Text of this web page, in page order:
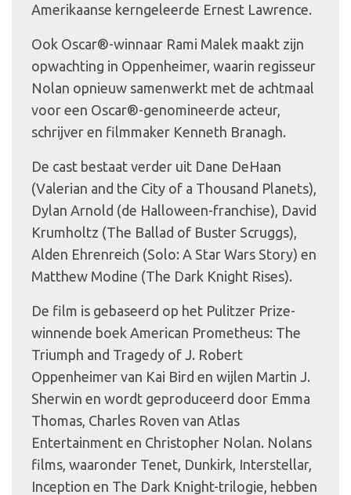
Amerikaanse kerngeleerde Ernest Lawrence.
Ook Oscar®-winnaar Rami Malek maakt zijn
opwachting in Oppenheimer, waarin regisseur
Nolan opnieuw samenwerkt met de achtmaal
voor een Oscar®-genomineerde acteur,
schrijver en filmmaker Kenneth Branagh.
De cast bestaat verder uit Dane DeHaan
(Valerian and the City of a Thousand Planets),
Dylan Arnold (de Halloween-franchise), David
Krumholtz (The Ballad of Buster Scruggs),
Alden Ehrenreich (Solo: A Star Wars Story) en
Matthew Modine (The Dark Knight Rises).
De film is gebaseerd op het Pulitzer Prize-
winnende boek American Prometheus: The
Triumph and Tragedy of J. Robert
Oppenheimer van Kai Bird en wijlen Martin J.
Sherwin en wordt geproduceerd door Emma
Thomas, Charles Roven van Atlas
Entertainment en Christopher Nolan. Nolans
films, waaronder Tenet, Dunkirk, Interstellar,
Inception en The Dark Knight-trilogie, hebben